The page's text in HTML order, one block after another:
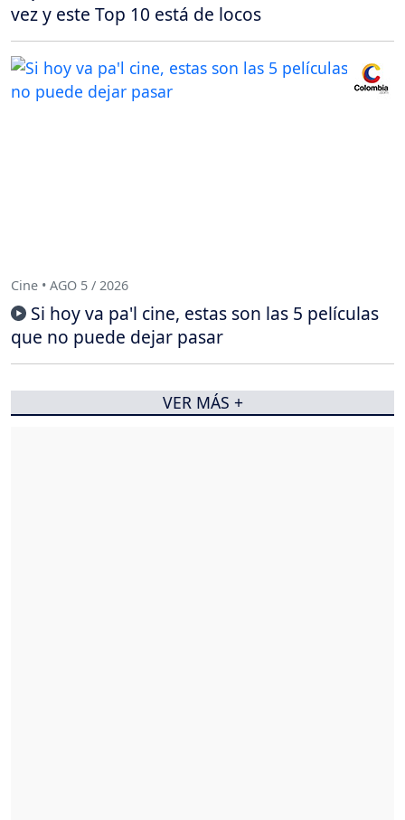
vez y este Top 10 está de locos
Cine • AGO 5 / 2026
Si hoy va pa'l cine, estas son las 5 películas
que no puede dejar pasar
VER MÁS +